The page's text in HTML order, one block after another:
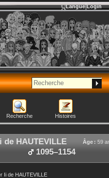
Langue Login
Recherche Histoires
de HAUTEVILLE Âge : 59
1095–1154
Ii de HAUTEVILLE